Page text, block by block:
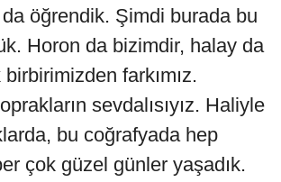
öğrendik. Şimdi burada bu
Horon da bizimdir, halay da
farkımız.
sevdalısıyız. Haliyle
bu coğrafyada hep
çok güzel günler yaşadık.